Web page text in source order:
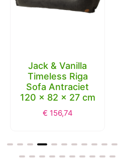
Jack & Vanilla
Timeless Riga
Sofa Antraciet
120 x 82 x 27 cm
€ 156,74